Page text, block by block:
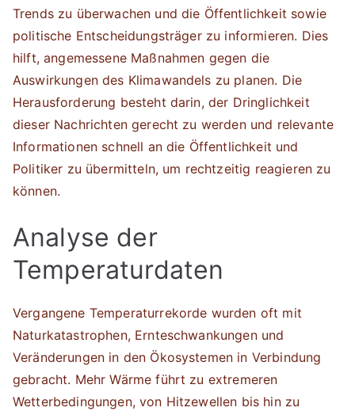
Trends zu überwachen und die Öffentlichkeit sowie
politische Entscheidungsträger zu informieren. Dies
hilft, angemessene Maßnahmen gegen die
Auswirkungen des Klimawandels zu planen. Die
Herausforderung besteht darin, der Dringlichkeit
dieser Nachrichten gerecht zu werden und relevante
Informationen schnell an die Öffentlichkeit und
Politiker zu übermitteln, um rechtzeitig reagieren zu
können.
Analyse der
Temperaturdaten
Vergangene Temperaturrekorde wurden oft mit
Naturkatastrophen, Ernteschwankungen und
Veränderungen in den Ökosystemen in Verbindung
gebracht. Mehr Wärme führt zu extremeren
Wetterbedingungen, von Hitzewellen bis hin zu